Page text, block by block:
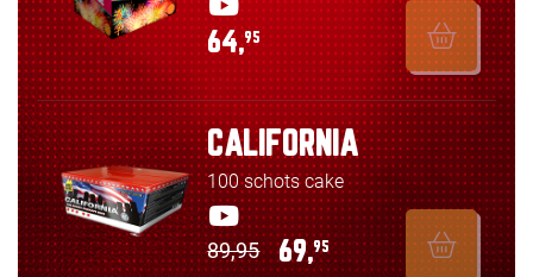
64,95
CALIFORNIA
100 schots cake
89,95 69,95